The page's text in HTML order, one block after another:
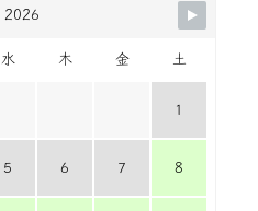
2026
水 木 金 土
1
5 6 7 8